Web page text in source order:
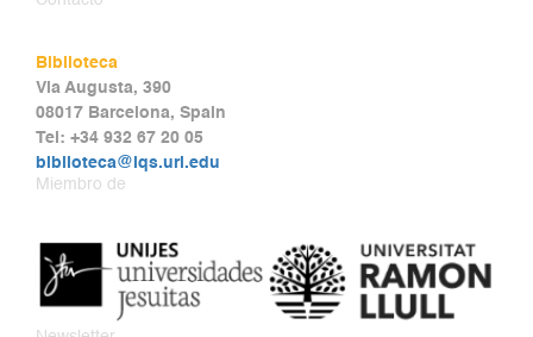
Biblioteca
Via Augusta, 390
08017 Barcelona, Spain
Tel: +34 932 67 20 05
biblioteca@iqs.url.edu
Miembro de